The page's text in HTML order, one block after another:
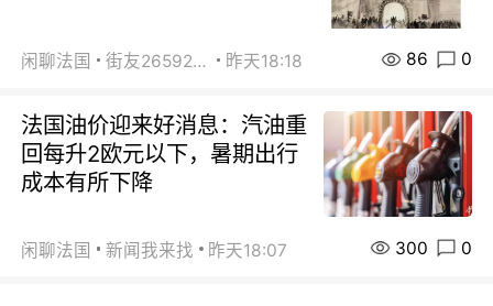
闲聊法国 街友26592800 昨天18:18 86 0
法国油价迎来好消息：汽油重
回每升2欧元以下，暑期出行
成本有所下降
闲聊法国 新闻我来找 昨天18:07 300 0